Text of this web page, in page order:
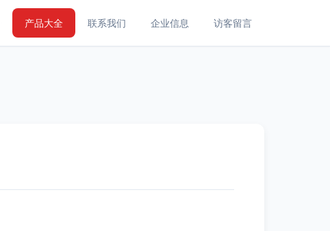
产品大全 联系我们 企业信息 访客留言